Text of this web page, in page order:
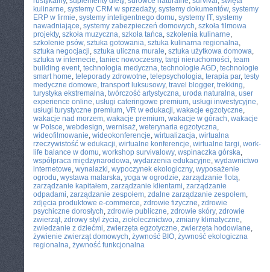
kulinarne, systemy CRM w sprzedaży, systemy dokumentów, systemy
ERP w firmie, systemy inteligentnego domu, systemy IT, systemy
nawadniające, systemy zabezpieczeń domowych, szkoła filmowa
projekty, szkoła muzyczna, szkoła tańca, szkolenia kulinarne,
szkolenie psów, sztuka gotowania, sztuka kulinarna regionalna,
sztuka negocjacji, sztuka uliczna murale, sztuka użytkowa domowa,
sztuka w internecie, taniec nowoczesny, targi nieruchomości, team
building event, technologia medyczna, technologie AGD, technologie
smart home, teleporady zdrowotne, telepsychologia, terapia par, testy
medyczne domowe, transport luksusowy, travel blogger, trekking,
turystyka ekstremalna, twórczość artystyczna, uroda naturalna, user
experience online, usługi cateringowe premium, usługi inwestycyjne,
usługi turystyczne premium, VR w edukacji, wakacje egzotyczne,
wakacje nad morzem, wakacje premium, wakacje w górach, wakacje
w Polsce, webdesign, wernisaż, weterynaria egzotyczna,
wideofilmowanie, wideokonferencje, wirtualizacja, wirtualna
rzeczywistość w edukacji, wirtualne konferencje, wirtualne targi, work-
life balance w domu, workshop survivalowy, wspinaczka górska,
współpraca międzynarodowa, wydarzenia edukacyjne, wydawnictwo
internetowe, wynalazki, wypoczynek ekologiczny, wyposażenie
ogrodu, wystawa malarska, yoga w ogrodzie, zarządzanie flotą,
zarządzanie kapitałem, zarządzanie klientami, zarządzanie
odpadami, zarządzanie zespołem, zdalne zarządzanie zespołem,
zdjęcia produktowe e-commerce, zdrowie fizyczne, zdrowie
psychiczne dorosłych, zdrowie publiczne, zdrowie skóry, zdrowie
zwierząt, zdrowy styl życia, ziołolecznictwo, zmiany klimatyczne,
zwiedzanie z dziećmi, zwierzęta egzotyczne, zwierzęta hodowlane,
żywienie zwierząt domowych, żywność BIO, żywność ekologiczna
regionalna, żywność funkcjonalna